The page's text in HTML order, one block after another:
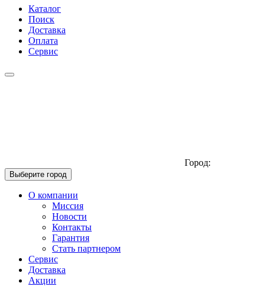
Каталог
Поиск
Доставка
Оплата
Сервис
Город:
Выберите город
О компании
Миссия
Новости
Контакты
Гарантия
Стать партнером
Сервис
Доставка
Акции